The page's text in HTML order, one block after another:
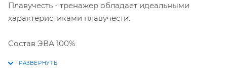
Плавучесть - тренажер обладает идеальными
характеристиками плавучести.
Состав ЭВА 100%